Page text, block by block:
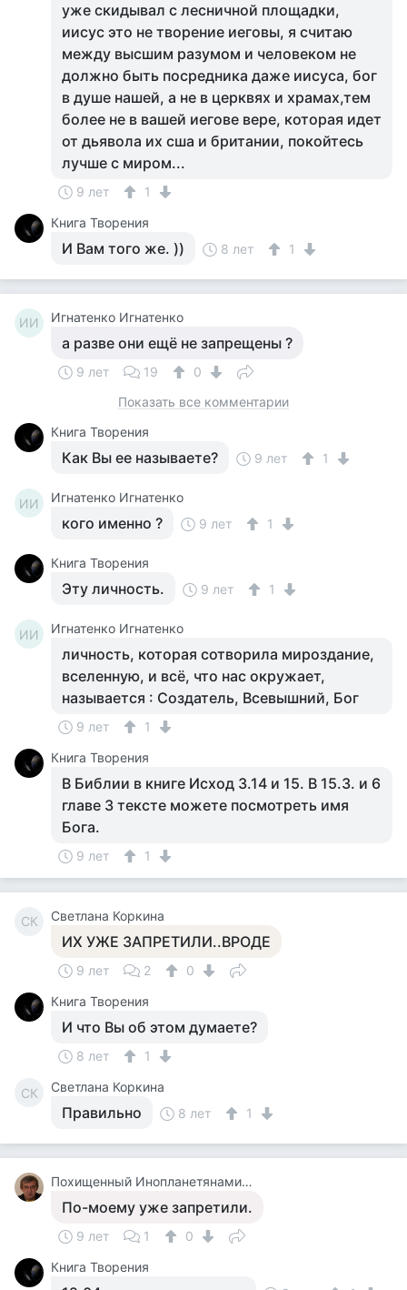
уже скидывал с лесничной площадки,
иисус это не творение иеговы, я считаю
между высшим разумом и человеком не
должно быть посредника даже иисуса, бог
в душе нашей, а не в церквях и храмах,тем
более не в вашей иегове вере, которая идет
от дьявола их сша и британии, покойтесь
лучше с миром...
9 лет
1
Книга Творения
И Вам того же. )) 8 лет 1
ИИ Игнатенко Игнатенко
а разве они ещё не запрещены ?
9 лет 19
0
Показать все комментарии
Книга Творения
Как Вы ее называете? 9 лет 1
ИИ Игнатенко Игнатенко
кого именно ? 9 лет 1
Книга Творения
Эту личность. 9 лет 1
ИИ Игнатенко Игнатенко
личность, которая сотворила мироздание,
вселенную, и всё, что нас окружает,
называется : Создатель, Всевышний, Бог
9 лет
1
Книга Творения
В Библии в книге Исход 3.14 и 15. В 15.3. и 6
главе 3 тексте можете посмотреть имя
Бога.
9 лет 1
CК Cветлана Коркина
ИХ УЖЕ ЗАПРЕТИЛИ..ВРОДЕ
9 лет 2
0
Книга Творения
И что Вы об этом думаете?
8 лет 1
CК Cветлана Коркина
Правильно 8 лет 1
Похищенный Инопланетянами Для Опытов, Последний Из Рода, Бортинженер Летающей Тарелки, Основатель Общей Теории Всего
По-моему уже запретили.
9 лет 1
0
Книга Творения